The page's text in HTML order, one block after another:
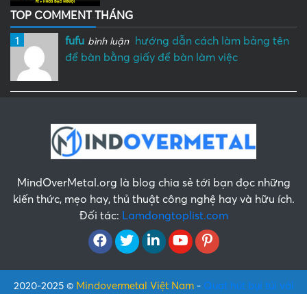
TOP COMMENT THÁNG
1 fufu bình luận
hướng dẫn cách làm bảng tên
để bàn bằng giấy để bàn làm việc
MindOverMetal.org là blog chia sẻ tới bạn đọc những
kiến thức, mẹo hay, thủ thuật công nghệ hay và hữu ích.
Đối tác: Lamdongtoplist.com
2020-2025 © Mindovermetal Việt Nam- Quạt hút bụi túi vải